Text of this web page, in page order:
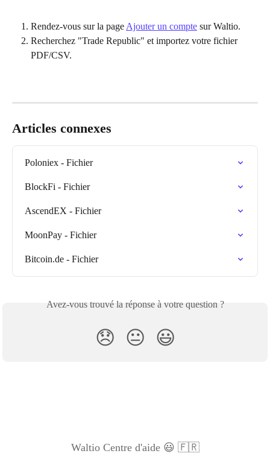
Rendez-vous sur la page Ajouter un compte sur Waltio.
Recherchez "Trade Republic" et importez votre fichier
PDF/CSV.
Articles connexes
Poloniex - Fichier
BlockFi - Fichier
AscendEX - Fichier
MoonPay - Fichier
Bitcoin.de - Fichier
Avez-vous trouvé la réponse à votre question ?
😞 😐 😃
Waltio Centre d'aide 😃 🇫🇷